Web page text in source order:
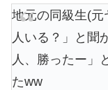
地元の同級生(
人いる？」と聞
人、勝ったー」
たww